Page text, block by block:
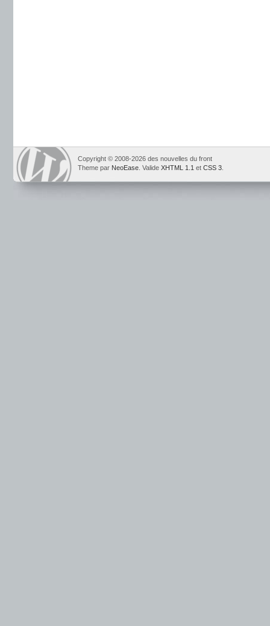
Copyright © 2008-2026 des nouvelles du front
Theme par NeoEase . Valide XHTML 1.1 et CSS 3